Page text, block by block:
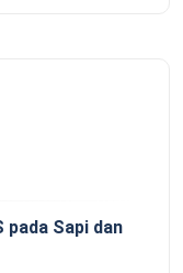
pada Sapi dan